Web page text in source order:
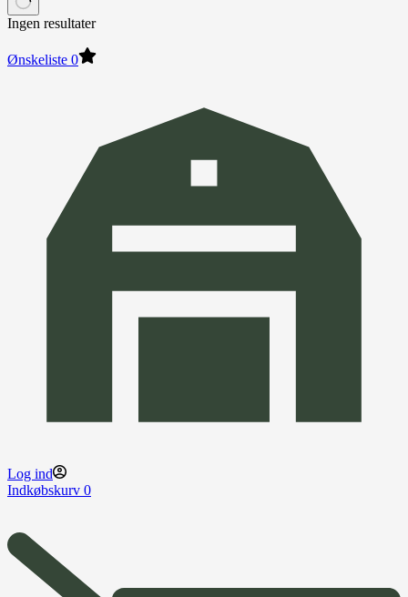
Ingen resultater
Ønskeliste 0
Log ind
Indkøbskurv 0